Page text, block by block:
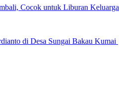
Cocok untuk Liburan Keluarga
di Desa Sungai Bakau Kumai